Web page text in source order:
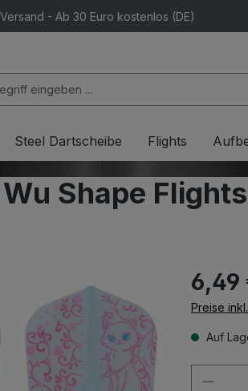
- Ab 30 Euro kostenlos (DE)
Steel Dartscheibe Flights
Shape Flights
6,49
Preise
Auf